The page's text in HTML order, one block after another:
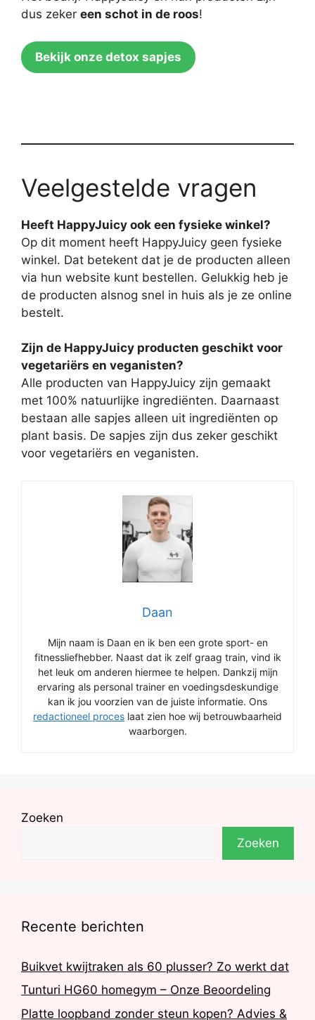
dus zeker een schot in de roos!
Bekijk onze detox sapjes
Veelgestelde vragen
Heeft HappyJuicy ook een fysieke winkel?
Op dit moment heeft HappyJuicy geen fysieke
winkel. Dat betekent dat je de producten alleen
via hun website kunt bestellen. Gelukkig heb je
de producten alsnog snel in huis als je ze online
bestelt.
Zijn de HappyJuicy producten geschikt voor
vegetariërs en veganisten?
Alle producten van HappyJuicy zijn gemaakt
met 100% natuurlijke ingrediënten. Daarnaast
bestaan alle sapjes alleen uit ingrediënten op
plant basis. De sapjes zijn dus zeker geschikt
voor vegetariërs en veganisten.
Daan
Mijn naam is Daan en ik ben een grote sport- en
fitnessliefhebber. Naast dat ik zelf graag train, vind ik
het leuk om anderen hiermee te helpen. Dankzij mijn
ervaring als personal trainer en voedingsdeskundige
kan ik jou voorzien van de juiste informatie. Ons
redactioneel proces laat zien hoe wij betrouwbaarheid
waarborgen.
Zoeken
Zoeken
Recente berichten
Buikvet kwijtraken als 60 plusser? Zo werkt dat
Tunturi HG60 homegym – Onze Beoordeling
Platte loopband zonder steun kopen? Advies &